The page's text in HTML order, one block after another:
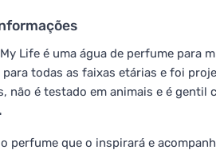
My Life é uma água de perfume para
para todas as faixas etárias e foi
não é testado em animais e é gentil
perfume que o inspirará e